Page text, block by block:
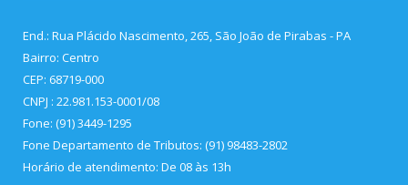
End.: Rua Plácido Nascimento, 265, São João de Pirabas - PA
Bairro: Centro
CEP: 68719-000
CNPJ : 22.981.153-0001/08
Fone: (91) 3449-1295
Fone Departamento de Tributos: (91) 98483-2802
Horário de atendimento: De 08 às 13h